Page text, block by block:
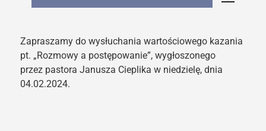
Zapraszamy do wysłuchania wartościowego kazania
pt. „Rozmowy a postępowanie”, wygłoszonego
przez pastora Janusza Cieplika w niedzielę, dnia
04.02.2024.